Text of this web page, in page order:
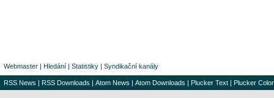
Webmaster | Hledání | Statistiky | Syndikační kanály
RSS News | RSS Downloads | Atom News | Atom Downloads | Plucker Text | Plucker Color